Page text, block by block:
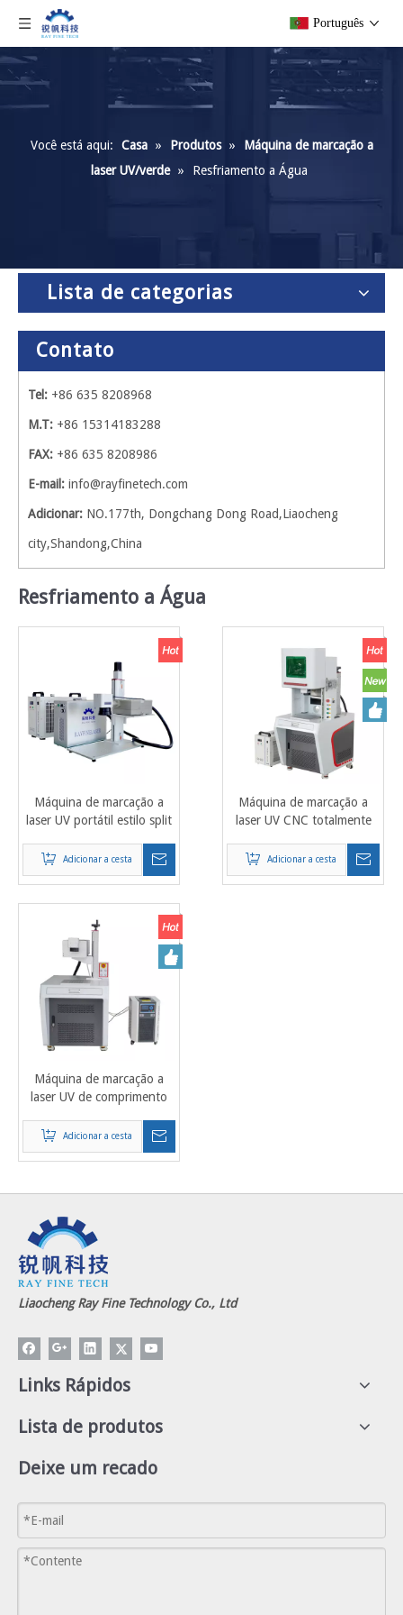
Português
Você está aqui: Casa » Produtos »
Máquina de marcação a
laser UV/verde » Resfriamento a Água
Lista de categorias
Contato
Tel: +86 635 8208968
M.T: +86 15314183288
FAX: +86 635 8208986
E-mail: info@rayfinetech.com
Adicionar: NO.177th, Dongchang Dong Road,Liaocheng
city,Shandong,China
Resfriamento a Água
Máquina de marcação a
laser UV portátil estilo split
onda 3W 5w 10w
Adicionar a cesta
Máquina de marcação a
laser UV CNC totalmente
20W para plástico, vidro e
metal
Adicionar a cesta
Máquina de marcação a
laser UV de comprimento
materiais sensíveis a
polímeros
Adicionar a cesta
Liaocheng Ray Fine Technology Co., Ltd
Links Rápidos
Lista de produtos
Deixe um recado